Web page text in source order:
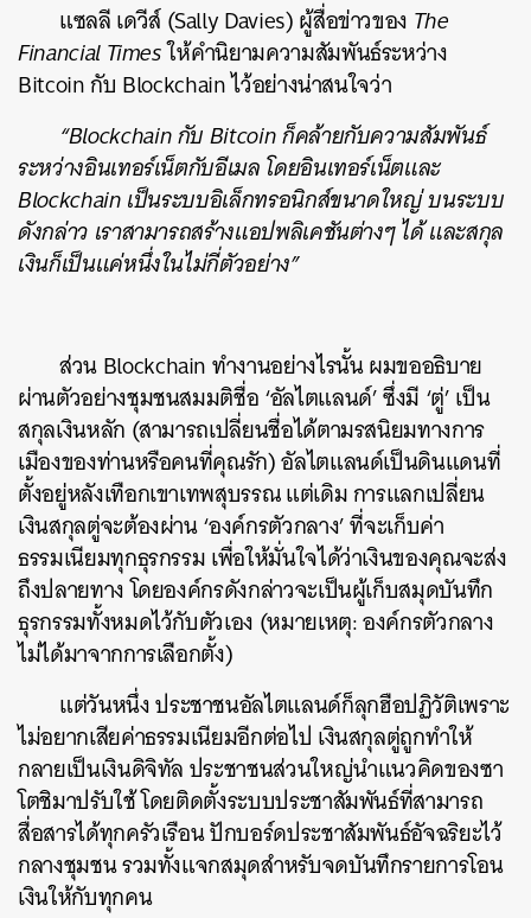
แซลลี เดวีส์ (Sally Davies) ผู้สื่อข่าวของ The
Financial Timesให้คำนิยามความสัมพันธ์ระหว่าง
Bitcoin กับ Blockchain ไว้อย่างน่าสนใจว่า
“Blockchain กับ Bitcoin ก็คล้ายกับความสัมพันธ์
ระหว่างอินเทอร์เน็ตกับอีเมล โดยอินเทอร์เน็ตและ
Blockchain เป็นระบบอิเล็กทรอนิกส์ขนาดใหญ่ บนระบบ
ดังกล่าว เราสามารถสร้างแอปพลิเคชันต่างๆ ได้ และสกุล
เงินก็เป็นแค่หนึ่งในไม่กี่ตัวอย่าง”
ส่วน Blockchain ทำงานอย่างไรนั้น ผมขออธิบาย
ผ่านตัวอย่างชุมชนสมมติชื่อ ‘อัลไตแลนด์’ ซึ่งมี ‘ตู่’ เป็น
สกุลเงินหลัก (สามารถเปลี่ยนชื่อได้ตามรสนิยมทางการ
เมืองของท่านหรือคนที่คุณรัก) อัลไตแลนด์เป็นดินแดนที่
ตั้งอยู่หลังเทือกเขาเทพสุบรรณ แต่เดิม การแลกเปลี่ยน
เงินสกุลตู่จะต้องผ่าน ‘องค์กรตัวกลาง’ ที่จะเก็บค่า
ธรรมเนียมทุกธุรกรรม เพื่อให้มั่นใจได้ว่าเงินของคุณจะส่ง
ถึงปลายทาง โดยองค์กรดังกล่าวจะเป็นผู้เก็บสมุดบันทึก
ธุรกรรมทั้งหมดไว้กับตัวเอง (หมายเหตุ: องค์กรตัวกลาง
ไม่ได้มาจากการเลือกตั้ง)
แต่วันหนึ่ง ประชาชนอัลไตแลนด์ก็ลุกฮือปฏิวัติเพราะ
ไม่อยากเสียค่าธรรมเนียมอีกต่อไป เงินสกุลตู่ถูกทำให้
กลายเป็นเงินดิจิทัล ประชาชนส่วนใหญ่นำแนวคิดของซา
โตชิมาปรับใช้ โดยติดตั้งระบบประชาสัมพันธ์ที่สามารถ
สื่อสารได้ทุกครัวเรือน ปักบอร์ดประชาสัมพันธ์อัจฉริยะไว้
กลางชุมชน รวมทั้งแจกสมุดสำหรับจดบันทึกรายการโอน
เงินให้กับทุกคน